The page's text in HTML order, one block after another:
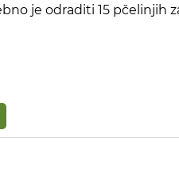
je odraditi 15 pčelinjih